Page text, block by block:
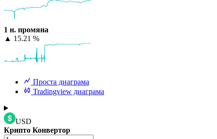
1 н. промяна
▲ 15.21 %
Проста диаграма
Tradingview диаграма
USD
Крипто Конвертор